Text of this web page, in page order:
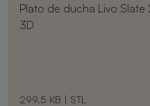
Plato de ducha Livo Slate
3D
299.5 KB | STL